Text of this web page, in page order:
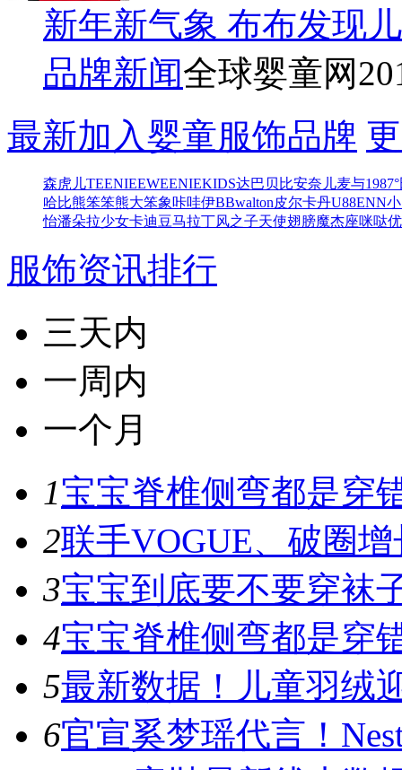
新年新气象 布布发现
品牌新闻全球婴童网
最新加入婴童服饰品牌
森虎儿TEENIEEWEENIEKIDS达巴贝比安奈儿麦与1987°
哈比熊笨笨熊大笨象咔哇伊BBwalton皮尔卡丹U88ENN
怡潘朵拉少女卡迪豆马拉丁风之子天使翅膀魔杰座咪哒
服饰资讯排行
三天内
一周内
一个月
1宝宝脊椎侧弯都是穿
2联手VOGUE、破圈
3宝宝到底要不要穿袜
4宝宝脊椎侧弯都是穿
5最新数据！儿童羽绒
6官宣奚梦瑶代言！